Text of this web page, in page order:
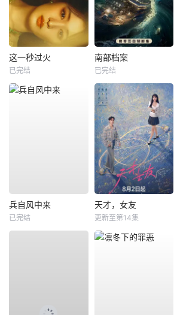
这一秒过火
已完结
南部档案
已完结
兵自风中来
已完结
天才，女友
更新至第14集